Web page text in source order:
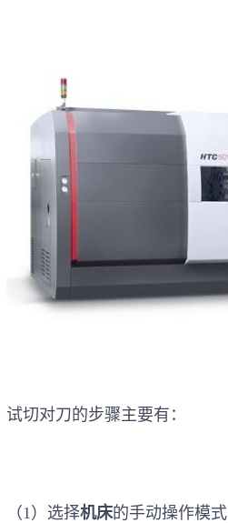
试切对刀的步骤主要有：
（1）选择机床的手动操作模式